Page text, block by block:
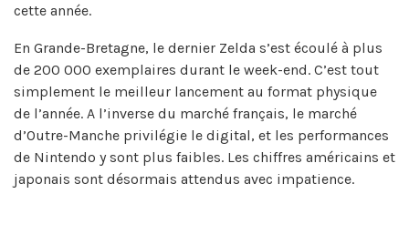
cette année.
En Grande-Bretagne, le dernier Zelda s’est écoulé à plus
de 200 000 exemplaires durant le week-end. C’est tout
simplement le meilleur lancement au format physique
de l’année. A l’inverse du marché français, le marché
d’Outre-Manche privilégie le digital, et les performances
de Nintendo y sont plus faibles. Les chiffres américains et
japonais sont désormais attendus avec impatience.